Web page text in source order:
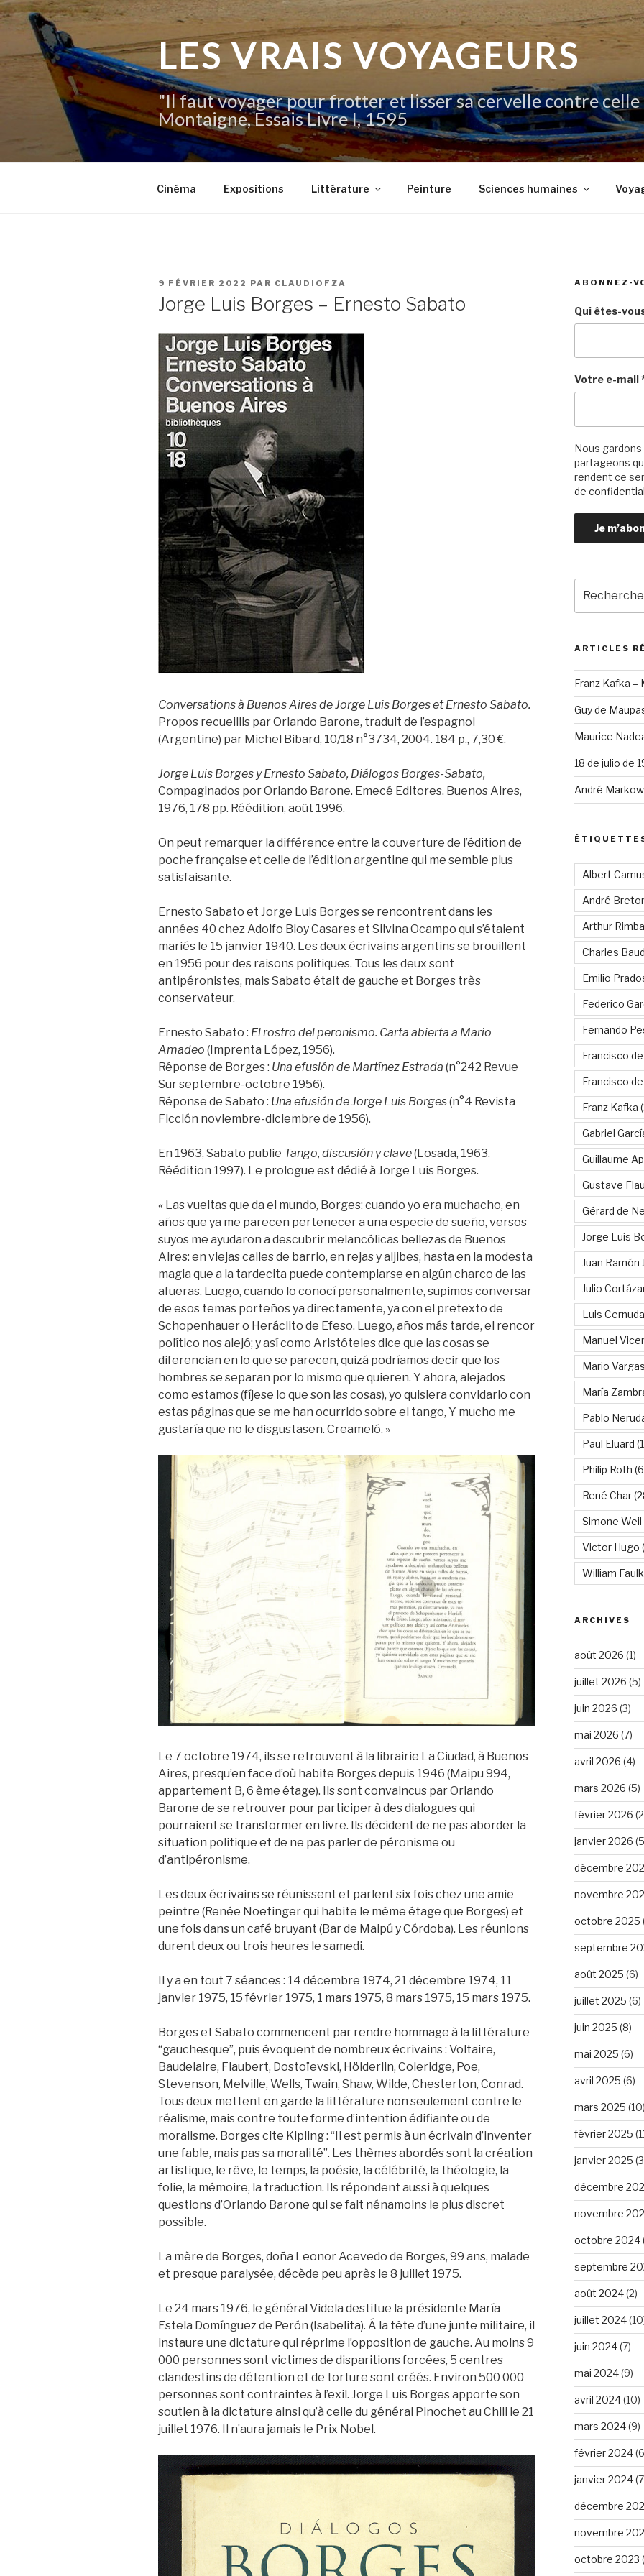
Aller
au
contenu
principal
LES VRAIS VOYAGEURS
"Il faut voyager pour frotter et lisser sa cervelle contre
Montaigne, Essais Livre I, 1595
Cinéma Expositions Littérature Peinture Sciences humaines
PUBLIÉ
9 FÉVRIER 2022 PAR CLAUDIOFZA
Jorge Luis Borges – Ernesto Sabato
Conversations à Buenos Aires de Jorge Luis Borges et Ernesto Sabato.
Propos recueillis par Orlando Barone, traduit de l’espagnol
(Argentine) par Michel Bibard, 10/18 n°3734, 2004. 184 p., 7,30 €.
Jorge Luis Borges y Ernesto Sabato, Diálogos Borges-Sabato,
Compaginados por Orlando Barone. Emecé Editores. Buenos Aires,
1976, 178 pp. Réédition, août 1996.
On peut remarquer la différence entre la couverture de l’édition de
poche française et celle de l’édition argentine qui me semble plus
satisfaisante.
Ernesto Sabato et Jorge Luis Borges se rencontrent dans les
années 40 chez Adolfo Bioy Casares et Silvina Ocampo qui s’étaient
mariés le 15 janvier 1940. Les deux écrivains argentins se brouillent
en 1956 pour des raisons politiques. Tous les deux sont
antipéronistes, mais Sabato était de gauche et Borges très
conservateur.
Ernesto Sabato : El rostro del peronismo. Carta abierta a Mario
Amadeo (Imprenta López, 1956).
Réponse de Borges : Una efusión de Martínez Estrada (n°242 Revue
Sur septembre-octobre 1956).
Réponse de Sabato : Una efusión de Jorge Luis Borges(n°4 Revista
Ficción noviembre-diciembre de 1956).
En 1963, Sabato publie Tango, discusión y clave(Losada, 1963.
Réédition 1997). Le prologue est dédié à Jorge Luis Borges.
« Las vueltas que da el mundo, Borges: cuando yo era muchacho, en
años que ya me parecen pertenecer a una especie de sueño, versos
suyos me ayudaron a descubrir melancólicas bellezas de Buenos
Aires: en viejas calles de barrio, en rejas y aljibes, hasta en la modesta
magia que a la tardecita puede contemplarse en algún charco de las
afueras. Luego, cuando lo conocí personalmente, supimos conversar
de esos temas porteños ya directamente, ya con el pretexto de
Schopenhauer o Heráclito de Efeso. Luego, años más tarde, el rencor
político nos alejó; y así como Aristóteles dice que las cosas se
diferencian en lo que se parecen, quizá podríamos decir que los
hombres se separan por lo mismo que quieren. Y ahora, alejados
como estamos (fíjese lo que son las cosas), yo quisiera convidarlo con
estas páginas que se me han ocurrido sobre el tango, Y mucho me
gustaría que no le disgustasen. Creameló. »
Le 7 octobre 1974, ils se retrouvent à la librairie La Ciudad, à Buenos
Aires, presqu’en face d’où habite Borges depuis 1946 (Maipu 994,
appartement B, 6 ème étage). Ils sont convaincus par Orlando
Barone de se retrouver pour participer à des dialogues qui
pourraient se transformer en livre. Ils décident de ne pas aborder la
situation politique et de ne pas parler de péronisme ou
d’antipéronisme.
Les deux écrivains se réunissent et parlent six fois chez une amie
peintre (Renée Noetinger qui habite le même étage que Borges) et
une fois dans un café bruyant (Bar de Maipú y Córdoba). Les réunions
durent deux ou trois heures le samedi.
Il y a en tout 7 séances : 14 décembre 1974, 21 décembre 1974, 11
janvier 1975, 15 février 1975, 1 mars 1975, 8 mars 1975, 15 mars 1975.
Borges et Sabato commencent par rendre hommage à la littérature
“gauchesque”, puis évoquent de nombreux écrivains : Voltaire,
Baudelaire, Flaubert, Dostoïevski, Hölderlin, Coleridge, Poe,
Stevenson, Melville, Wells, Twain, Shaw, Wilde, Chesterton, Conrad.
Tous deux mettent en garde la littérature non seulement contre le
réalisme, mais contre toute forme d’intention édifiante ou de
moralisme. Borges cite Kipling : “Il est permis à un écrivain d’inventer
une fable, mais pas sa moralité”. Les thèmes abordés sont la création
artistique, le rêve, le temps, la poésie, la célébrité, la théologie, la
folie, la mémoire, la traduction. Ils répondent aussi à quelques
questions d’Orlando Barone qui se fait nénamoins le plus discret
possible.
La mère de Borges, doña Leonor Acevedo de Borges, 99 ans, malade
et presque paralysée, décède peu après le 8 juillet 1975.
Le 24 mars 1976, le général Videla destitue la présidente María
Estela Domínguez de Perón (Isabelita). Á la tête d’une junte militaire, il
instaure une dictature qui réprime l’opposition de gauche. Au moins 9
000 personnes sont victimes de disparitions forcées, 5 centres
clandestins de détention et de torture sont créés. Environ 500 000
personnes sont contraintes à l’exil. Jorge Luis Borges apporte son
soutien à la dictature ainsi qu’à celle du général Pinochet au Chili le 21
juillet 1976. Il n’aura jamais le Prix Nobel.
ABONNEZ-
Qui êtes-
Votre e-mail
Nous
partageons
rendent ce
de
pour
:
ARTICLES
Franz Kafka –
Guy de
Maurice
18 de julio de
André
Albert
André
Arthur
Charles
Emilio
Federico
Fernando
Francisco
Francisco
Franz Kafka
Gabriel
Guillaume
Gustave
Gérard de
Jorge Luis
Juan Ramón
Julio
Luis Cernuda
Manuel
Mario
María
Pablo
Paul Eluard
Philip Roth
René Char
Simone Weil
Victor Hugo
William
ARCHIVES
août 2026 (1)
juillet 2026 (5)
juin 2026 (3)
mai 2026 (7)
avril 2026 (4)
mars 2026 (5)
février 2026
janvier 2026
décembre
novembre
octobre 2025
septembre
août 2025 (6)
juillet 2025 (6)
juin 2025 (8)
mai 2025 (6)
avril 2025 (6)
mars 2025 (10)
février 2025
janvier 2025
décembre
novembre
octobre 2024
septembre
août 2024(2)
juillet 2024
juin 2024(7)
mai 2024(9)
avril 2024(10)
mars 2024(9)
février 2024
janvier 2024
décembre
novembre
octobre 2023